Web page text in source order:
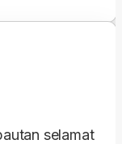
selamat